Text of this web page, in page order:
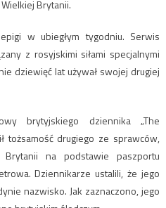
Brytanii.
w ubiegłym tygodniu. Serwis
z rosyjskimi siłami specjalnymi
dziewięć lat używał swojej drugiej
brytyjskiego dziennika „The
tożsamość drugiego ze sprawców,
na podstawie paszportu
Dziennikarze ustalili, że jego
nazwisko. Jak zaznaczono, jego